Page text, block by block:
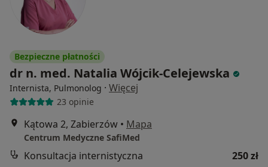
Bezpieczne płatności
dr n. med. Natalia Wójcik-Celejewska
Internista, Pulmonolog · Więcej
23 opinie
Kątowa 2, Zabierzów • Mapa
Centrum Medyczne SafiMed
Konsultacja internistyczna
250 zł